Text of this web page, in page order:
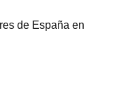
de España en